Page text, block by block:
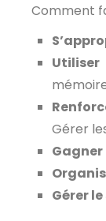
Comment
Utiliser
Gérer
Gagner
Gérer